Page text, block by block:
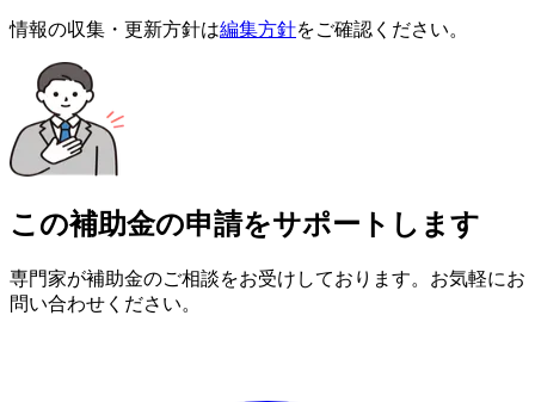
情報の収集・更新方針は編集方針をご確認ください。
この補助金の申請をサポートします
専門家が補助金のご相談をお受けしております。お気軽にお
問い合わせください。